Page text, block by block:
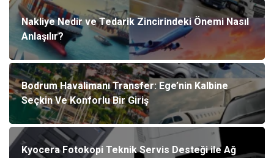
Nakliye Nedir ve Tedarik Zincirindeki Önemi Nasıl
Anlaşılır?
Bodrum Havalimanı Transfer: Ege’nin Kalbine
Seçkin Ve Konforlu Bir Giriş
Kyocera Fotokopi Teknik Servis Desteği ile Ağ